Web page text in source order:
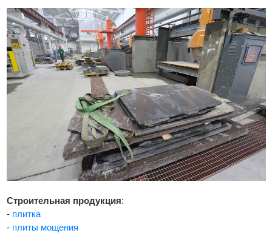
Строительная продукция:
- плитка
- плиты мощения